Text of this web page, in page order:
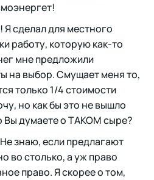
сделал для местного
работу, которую как-то
мне предложили
на выбор. Смущает меня то,
только 1/4 стоимости
но как бы это не вышло
Вы думаете о ТАКОМ сыре?
знаю, если предлагают
во столько, а уж право
право. Я скорее о том,